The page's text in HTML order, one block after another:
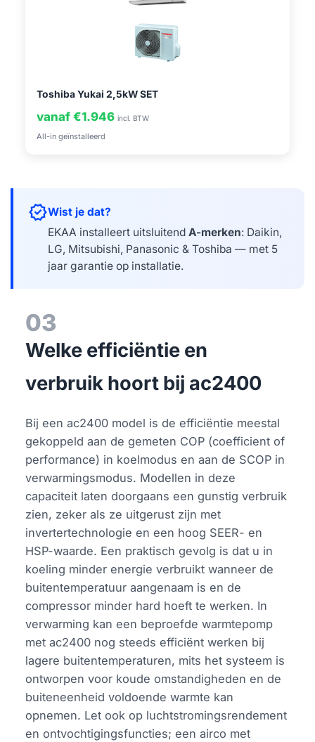
Toshiba Yukai 2,5kW SET
vanaf €1.946 incl. BTW
All-in geïnstalleerd
verifiedWist je dat?
EKAA installeert uitsluitendA-merken: Daikin,
LG, Mitsubishi, Panasonic & Toshiba — met 5
jaar garantie op installatie.
03
Welke efficiëntie en
verbruik hoort bij ac2400
Bij een ac2400 model is de efficiëntie meestal
gekoppeld aan de gemeten COP (coefficient of
performance) in koelmodus en aan de SCOP in
verwarmingsmodus. Modellen in deze
capaciteit laten doorgaans een gunstig verbruik
zien, zeker als ze uitgerust zijn met
invertertechnologie en een hoog SEER- en
HSP-waarde. Een praktisch gevolg is dat u in
koeling minder energie verbruikt wanneer de
buitentemperatuur aangenaam is en de
compressor minder hard hoeft te werken. In
verwarming kan een beproefde warmtepomp
met ac2400 nog steeds efficiënt werken bij
lagere buitentemperaturen, mits het systeem is
ontworpen voor koude omstandigheden en de
buiteneenheid voldoende warmte kan
opnemen. Let ook op luchtstromingsrendement
en ontvochtigingsfuncties; een airco met